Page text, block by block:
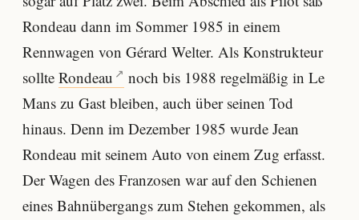
Rondeau dann im Sommer 1985 in einem
Rennwagen von Gérard Welter. Als Konstrukteur
sollte Rondeau
noch bis 1988 regelmäßig in Le
Mans zu Gast bleiben, auch über seinen Tod
hinaus. Denn im Dezember 1985 wurde Jean
Rondeau mit seinem Auto von einem Zug erfasst.
Der Wagen des Franzosen war auf den Schienen
eines Bahnübergangs zum Stehen gekommen, als